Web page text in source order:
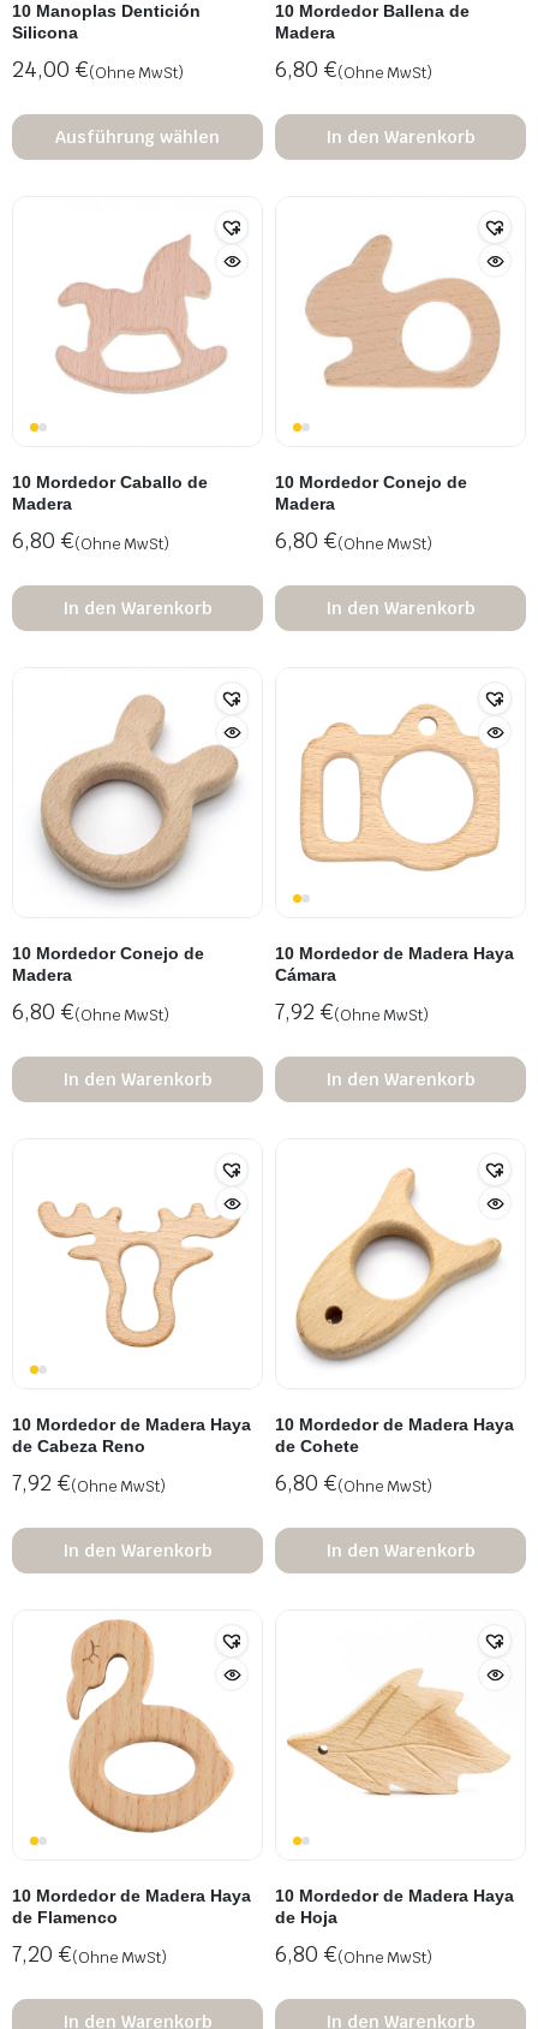
10 Manoplas Dentición
Silicona
24,00 €(Ohne MwSt)
Ausführung wählen
10 Mordedor Ballena de
Madera
6,80 €(Ohne MwSt)
In den Warenkorb
10 Mordedor Caballo de
Madera
6,80 €(Ohne MwSt)
In den Warenkorb
10 Mordedor Conejo de
Madera
6,80 €(Ohne MwSt)
In den Warenkorb
10 Mordedor Conejo de
Madera
6,80 €(Ohne MwSt)
In den Warenkorb
10 Mordedor de Madera Haya
Cámara
7,92 €(Ohne MwSt)
In den Warenkorb
10 Mordedor de Madera Haya
de Cabeza Reno
7,92 €(Ohne MwSt)
In den Warenkorb
10 Mordedor de Madera Haya
de Cohete
6,80 €(Ohne MwSt)
In den Warenkorb
10 Mordedor de Madera Haya
de Flamenco
7,20 €(Ohne MwSt)
In den Warenkorb
10 Mordedor de Madera Haya
de Hoja
6,80 €(Ohne MwSt)
In den Warenkorb